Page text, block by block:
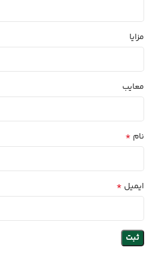
مزایا
معایب
نام *
ایمیل *